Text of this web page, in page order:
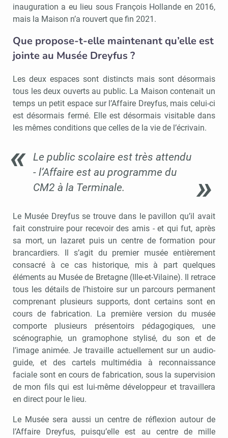
inauguration a eu lieu sous François Hollande en 2016,
mais la Maison n’a rouvert que fin 2021.
Que propose-t-elle maintenant qu’elle est
jointe au Musée Dreyfus ?
Les deux espaces sont distincts mais sont désormais
tous les deux ouverts au public. La Maison contenait un
temps un petit espace sur l’Affaire Dreyfus, mais celui-ci
est désormais fermé. Elle est désormais visitable dans
les mêmes conditions que celles de la vie de l’écrivain.
Le public scolaire est très attendu
- l’Affaire est au programme du
CM2 à la Terminale.
Le Musée Dreyfus se trouve dans le pavillon qu’il avait
fait construire pour recevoir des amis - et qui fut, après
sa mort, un lazaret puis un centre de formation pour
brancardiers. Il s’agit du premier musée entièrement
consacré à ce cas historique, mis à part quelques
éléments au Musée de Bretagne (Ille-et-Vilaine). Il retrace
tous les détails de l’histoire sur un parcours permanent
comprenant plusieurs supports, dont certains sont en
cours de fabrication. La première version du musée
comporte plusieurs présentoirs pédagogiques, une
scénographie, un gramophone stylisé, du son et de
l’image animée. Je travaille actuellement sur un audio-
guide, et des cartels multimédia à reconnaissance
faciale sont en cours de fabrication, sous la supervision
de mon fils qui est lui-même développeur et travaillera
en direct pour le lieu.
Le Musée sera aussi un centre de réflexion autour de
l’Affaire Dreyfus, puisqu’elle est au centre de mille